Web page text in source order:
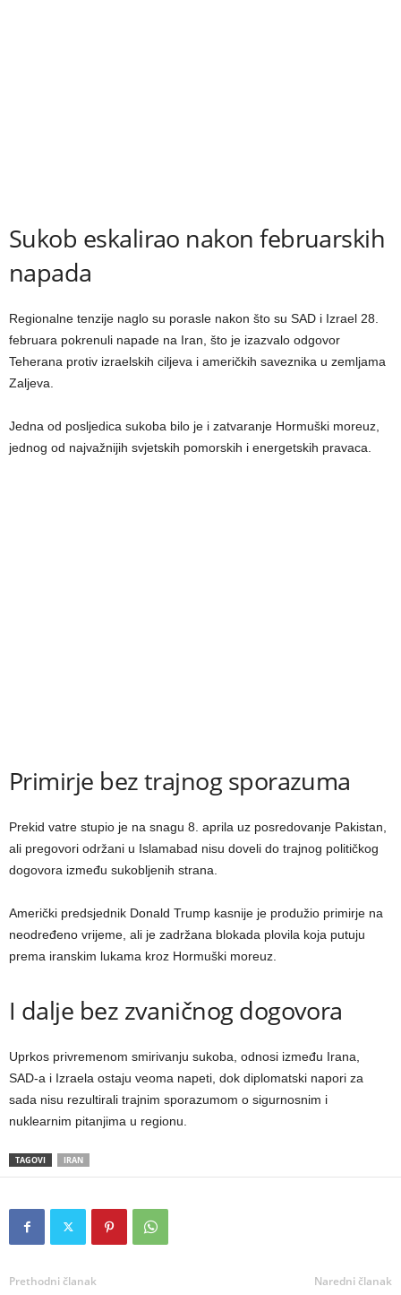
Sukob eskalirao nakon februarskih
napada
Regionalne tenzije naglo su porasle nakon što su SAD i Izrael 28.
februara pokrenuli napade na Iran, što je izazvalo odgovor
Teherana protiv izraelskih ciljeva i američkih saveznika u zemljama
Zaljeva.
Jedna od posljedica sukoba bilo je i zatvaranje Hormuški moreuz,
jednog od najvažnijih svjetskih pomorskih i energetskih pravaca.
Primirje bez trajnog sporazuma
Prekid vatre stupio je na snagu 8. aprila uz posredovanje Pakistan,
ali pregovori održani u Islamabad nisu doveli do trajnog političkog
dogovora između sukobljenih strana.
Američki predsjednik Donald Trump kasnije je produžio primirje na
neodređeno vrijeme, ali je zadržana blokada plovila koja putuju
prema iranskim lukama kroz Hormuški moreuz.
I dalje bez zvaničnog dogovora
Uprkos privremenom smirivanju sukoba, odnosi između Irana,
SAD-a i Izraela ostaju veoma napeti, dok diplomatski napori za
sada nisu rezultirali trajnim sporazumom o sigurnosnim i
nuklearnim pitanjima u regionu.
TAGOVI IRAN
Prethodni članak Naredni članak